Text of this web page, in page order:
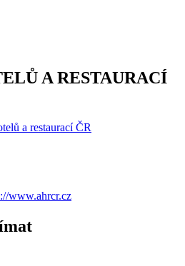
A RESTAURACÍ
www.ahrcr.cz